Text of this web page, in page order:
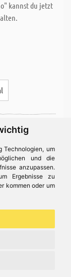
Technologien, um
und die
anzupassen.
Ergebnisse zu
kommen oder um
kannst du jetzt
Dekoration für